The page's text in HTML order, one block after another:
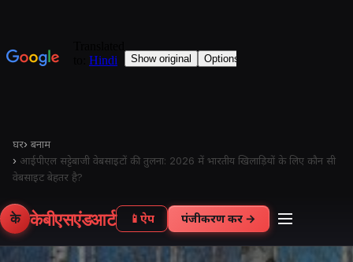
घर› बनाम
› आईपीएल सट्टेबाजी वेबसाइटों की तुलना: 2026 में भारतीय खिलाड़ियों के लिए कौन सी
वेबसाइट बेहतर है?
के केबीएसएंडआर्ट 📱 ऐप पंजीकरण करें →